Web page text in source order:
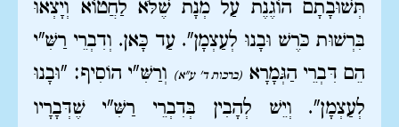
תְּשׁוּבָתָם הוֹגֶנֶת עַל מְנָת שֶׁלֹּא לַחֲטוֹא וְיָצְאוּ
בִּרְשׁוּת כֹּרֶשׁ וּבָנוּ לְעַצְמָן". עַד כָּאן. וְדִבְרֵי רַשִּׁ"י
הֵם דִּבְרֵי הַגְּמָרָא (ברכות ד' ע"א) וְרַשִּׁ"י הוֹסִיף: "וּבָנוּ
לְעַצְמָן". וְיֵשׁ לְהָבִין בְּדִבְרֵי רַשִּׁ"י שֶׁדְּבָרָיו